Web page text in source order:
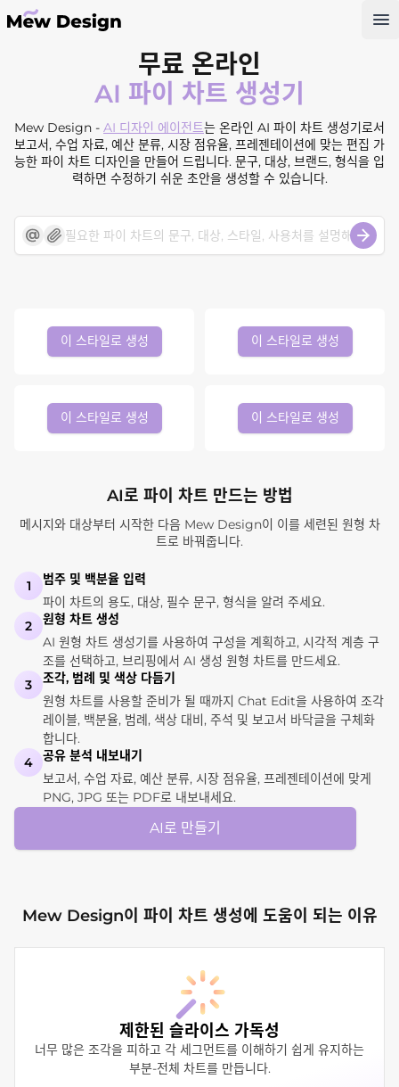
무료 온라인
AI 파이 차트 생성기
Mew Design - AI 디자인 에이전트는 온라인 AI 파이 차트 생성기로서
보고서, 수업 자료, 예산 분류, 시장 점유율, 프레젠테이션에 맞는 편집 가
능한 파이 차트 디자인을 만들어 드립니다. 문구, 대상, 브랜드, 형식을 입
력하면 수정하기 쉬운 초안을 생성할 수 있습니다.
이 스타일로 생성 이 스타일로 생성
이 스타일로 생성 이 스타일로 생성
AI로 파이 차트 만드는 방법
메시지와 대상부터 시작한 다음 Mew Design이 이를 세련된 원형 차
트로 바꿔줍니다.
1
범주 및 백분율 입력
파이 차트의 용도, 대상, 필수 문구, 형식을 알려 주세요.
2
원형 차트 생성
AI 원형 차트 생성기를 사용하여 구성을 계획하고, 시각적 계층 구
조를 선택하고, 브리핑에서 AI 생성 원형 차트를 만드세요.
3
조각, 범례 및 색상 다듬기
원형 차트를 사용할 준비가 될 때까지 Chat Edit을 사용하여 조각
레이블, 백분율, 범례, 색상 대비, 주석 및 보고서 바닥글을 구체화
합니다.
4
공유 분석 내보내기
보고서, 수업 자료, 예산 분류, 시장 점유율, 프레젠테이션에 맞게
PNG, JPG 또는 PDF로 내보내세요.
AI로 만들기
Mew Design이 파이 차트 생성에 도움이 되는 이유
제한된 슬라이스 가독성
너무 많은 조각을 피하고 각 세그먼트를 이해하기 쉽게 유지하는
부분-전체 차트를 만듭니다.